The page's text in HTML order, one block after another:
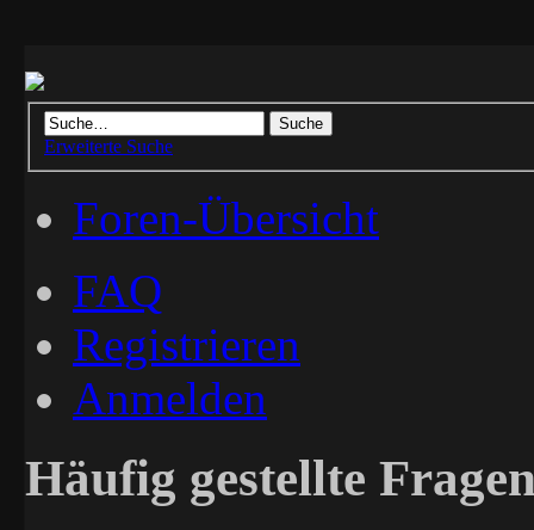
Erweiterte Suche
Foren-Übersicht
FAQ
Registrieren
Anmelden
Häufig gestellte